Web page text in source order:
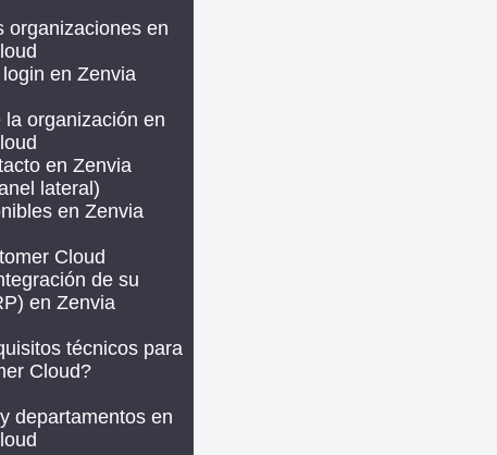
organizaciones en
en Zenvia
organización en
en Zenvia
lateral)
en Zenvia
Cloud
de su
en Zenvia
técnicos para
Cloud?
departamentos en